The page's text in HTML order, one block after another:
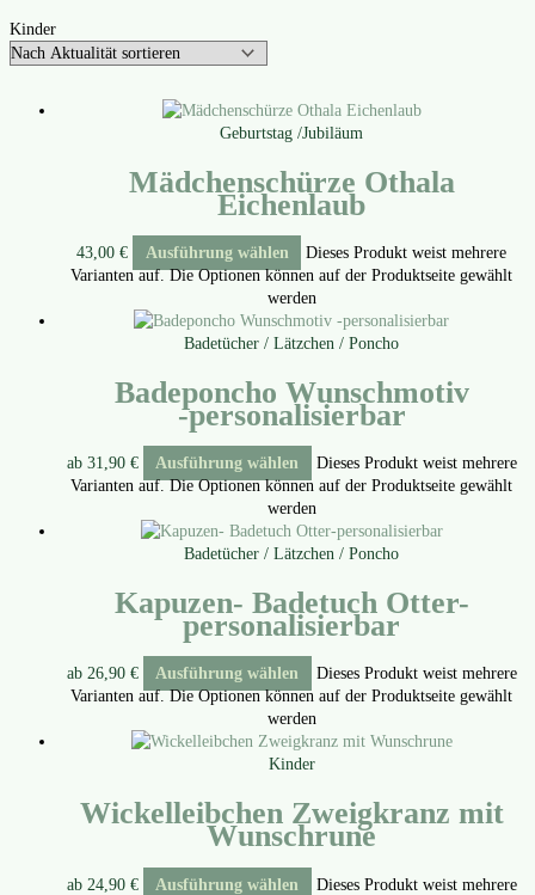
Kinder
Geburtstag /Jubiläum
Mädchenschürze Othala
Eichenlaub
43,00 € Ausführung wählen
Dieses Produkt weist mehrere
Varianten auf. Die Optionen können auf der Produktseite gewählt
werden
Badetücher / Lätzchen / Poncho
Badeponcho Wunschmotiv
‑personalisierbar
ab 31,90 € Ausführung wählen
Dieses Produkt weist mehrere
Varianten auf. Die Optionen können auf der Produktseite gewählt
werden
Badetücher / Lätzchen / Poncho
Kapuzen- Badetuch Otter-
personalisierbar
ab 26,90 € Ausführung wählen
Dieses Produkt weist mehrere
Varianten auf. Die Optionen können auf der Produktseite gewählt
werden
Kinder
Wickelleibchen Zweigkranz mit
Wunschrune
ab 24,90 € Ausführung wählen
Dieses Produkt weist mehrere